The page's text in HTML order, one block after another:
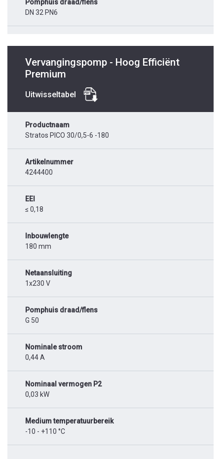
Pomphuis draad/flens
DN 32 PN6
Vervangingspomp - Hoog Efficiënt
Premium
Uitwisseltabel
Productnaam
Stratos PICO 30/0,5-6 -180
Artikelnummer
4244400
EEI
≤ 0,18
Inbouwlengte
180 mm
Netaansluiting
1x230 V
Pomphuis draad/flens
G 50
Nominale stroom
0,44 A
Nominaal vermogen P2
0,03 kW
Medium temperatuurbereik
-10 - +110 °C